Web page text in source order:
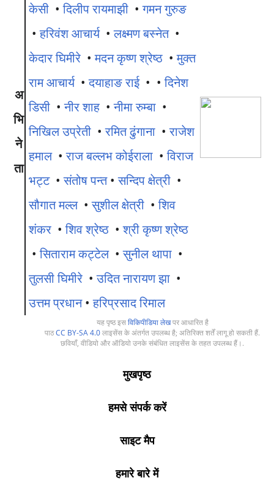
अ
भि
ने
ता
केसी •दिलीप रायमाझी •गमन गुरुङ
•हरिवंश आचार्य•लक्ष्मण बस्नेत•
केदार घिमीरे •मदन कृष्ण श्रेष्ठ •मुक्त
राम आचार्य•दयाहाङ राई• •दिनेश
डिसी •नीर शाह •नीमा रुम्बा •
निखिल उप्रेती •रमित ढुंगाना •राजेश
हमाल•राज बल्लभ कोईराला •विराज
भट्ट•संतोष पन्त•सन्दिप क्षेत्री •
सौगात मल्ल•सुशील क्षेत्री •शिव
शंकर •शिव श्रेष्ठ •श्री कृष्ण श्रेष्ठ
•सिताराम कट्टेल•सुनील थापा •
तुलसी घिमीरे •उदित नारायण झा •
उत्तम प्रधान•हरिप्रसाद रिमाल
यह पृष्ठ इसविकिपीडिया लेखपर आधारित है
पाठCC BY-SA 4.0लाइसेंस के अंतर्गत उपलब्ध है; अतिरिक्त शर्तें लागू हो सकती हैं.
छवियाँ, वीडियो और ऑडियो उनके संबंधित लाइसेंस के तहत उपलब्ध हैं।.
मुखपृष्ठ
हमसे संपर्क करें
साइट मैप
हमारे बारे में